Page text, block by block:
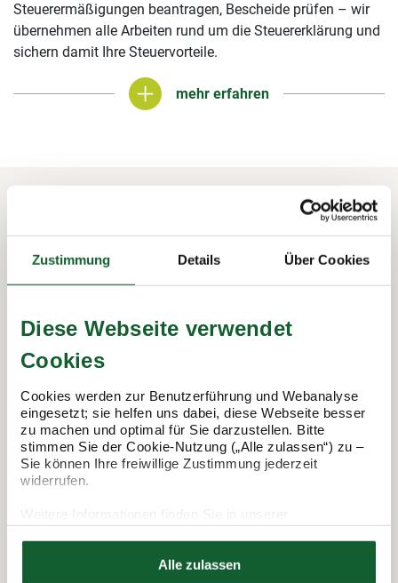
Zustimmung Details Über Cookies
Diese Webseite verwendet
Cookies
Cookies werden zur Benutzerführung und Webanalyse
eingesetzt; sie helfen uns dabei, diese Webseite besser
zu machen und optimal für Sie darzustellen. Bitte
stimmen Sie der Cookie-Nutzung („Alle zulassen“) zu –
Sie können Ihre freiwillige Zustimmung jederzeit
widerrufen.
Datenschutzerklärung
Hier finden Sie unser
Alle zulassen
Steuerermäßigungen beantragen, Bescheide prüfen – wir
übernehmen alle Arbeiten rund um die Steuererklärung und
sichern damit Ihre Steuervorteile.
mehr erfahren
mehr erfahren
In 3 Schritten zur Steuererklärung.
So funktioniert's: